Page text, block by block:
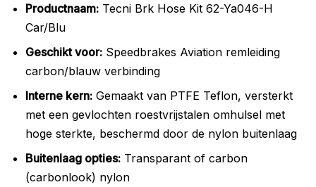
Productnaam:Tecni Brk Hose Kit 62-Ya046-H
Car/Blu
Geschikt voor:Speedbrakes Aviation remleiding
carbon/blauw verbinding
Interne kern:Gemaakt van PTFE Teflon, versterkt
met een gevlochten roestvrijstalen omhulsel met
hoge sterkte, beschermd door de nylon buitenlaag
Buitenlaag opties:Transparant of carbon
(carbonlook) nylon